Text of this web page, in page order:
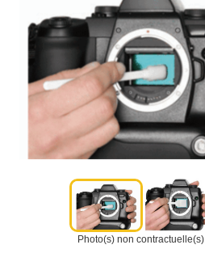
Photo(s) non contractuelle(s)